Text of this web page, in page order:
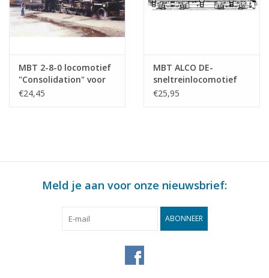
MBT 2-8-0 locomotief
"Consolidation" voor
spoor H0 -
€24,45
MBT ALCO DE-
sneltreinlocomotief
voor spoor H0 -
€25,95
Meld je aan voor onze nieuwsbrief:
ABONNEER